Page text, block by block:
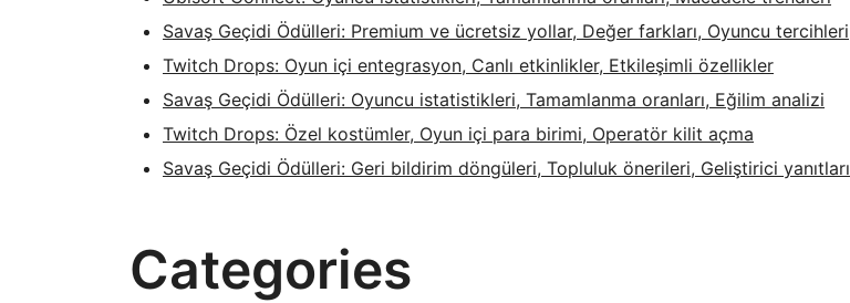
Savaş Geçidi Ödülleri: Premium ve ücretsiz yollar, Değer farkları, Oyuncu tercihleri
Twitch Drops: Oyun içi entegrasyon, Canlı etkinlikler, Etkileşimli özellikler
Savaş Geçidi Ödülleri: Oyuncu istatistikleri, Tamamlanma oranları, Eğilim analizi
Twitch Drops: Özel kostümler, Oyun içi para birimi, Operatör kilit açma
Savaş Geçidi Ödülleri: Geri bildirim döngüleri, Topluluk önerileri, Geliştirici yanıtları
Categories